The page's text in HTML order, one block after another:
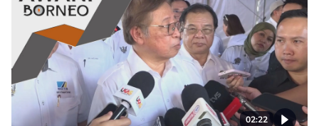
02:22